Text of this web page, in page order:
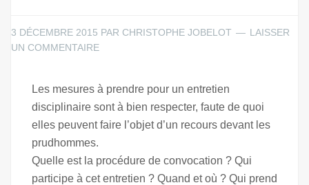
3 DÉCEMBRE 2015 PAR CHRISTOPHE JOBELOT
LAISSER
UN COMMENTAIRE
Les mesures à prendre pour un entretien
disciplinaire sont à bien respecter, faute de quoi
elles peuvent faire l’objet d’un recours devant les
prudhommes.
Quelle est la procédure de convocation ? Qui
participe à cet entretien ? Quand et où ? Qui prend